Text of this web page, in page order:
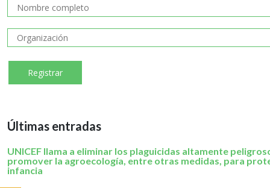
Últimas entradas
UNICEF llama a eliminar los plaguicidas altamente
promover la agroecología, entre otras medidas, para
infancia